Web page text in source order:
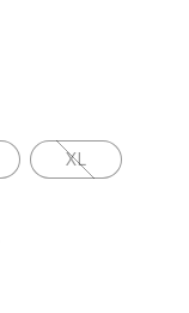
XL